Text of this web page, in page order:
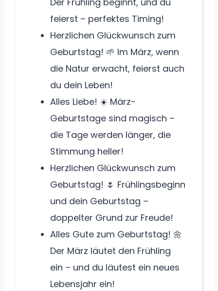
feierst – perfektes Timing!
Herzlichen Glückwunsch zum
Geburtstag! 🌱 Im März, wenn
die Natur erwacht, feierst auch
du dein Leben!
Alles Liebe! ☀️ März-
Geburtstage sind magisch –
die Tage werden länger, die
Stimmung heller!
Herzlichen Glückwunsch zum
Geburtstag! 🌷 Frühlingsbeginn
und dein Geburtstag –
doppelter Grund zur Freude!
Alles Gute zum Geburtstag! 🌼
Der März läutet den Frühling
ein – und du läutest ein neues
Lebensjahr ein!